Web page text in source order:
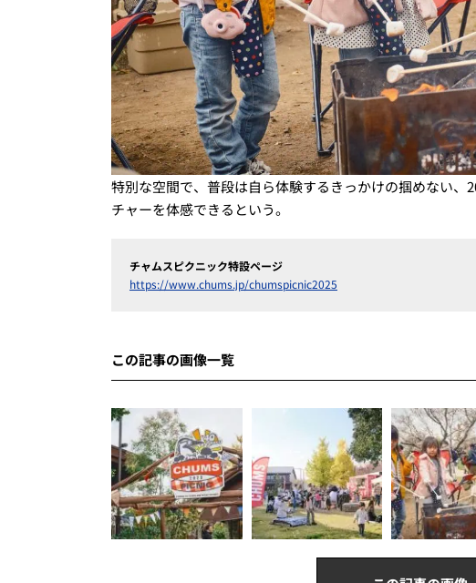
特別な空間で、普段は自ら体験するきっかけの掴めない
チャーを体感できるという。
チャムスピクニック特設ページ
https://www.chums.jp/chumspicnic2025
この記事の画像一覧